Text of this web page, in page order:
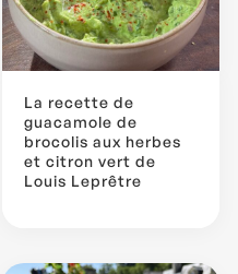
La recette de
guacamole de
brocolis aux herbes
et citron vert de
Louis Leprêtre